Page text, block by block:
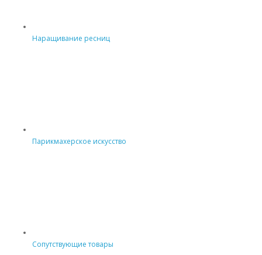
Наращивание ресниц
Парикмахерское искусство
Сопутствующие товары